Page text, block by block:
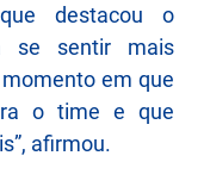
destacou o
se sentir mais
em que
o time e que
afirmou.